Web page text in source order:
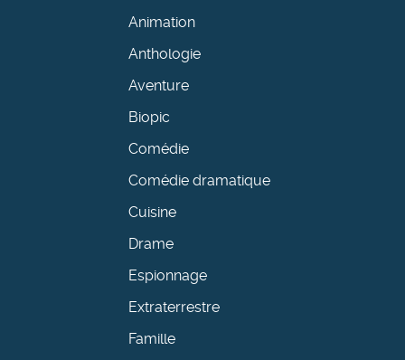
Animation
Anthologie
Aventure
Biopic
Comédie
Comédie dramatique
Cuisine
Drame
Espionnage
Extraterrestre
Famille